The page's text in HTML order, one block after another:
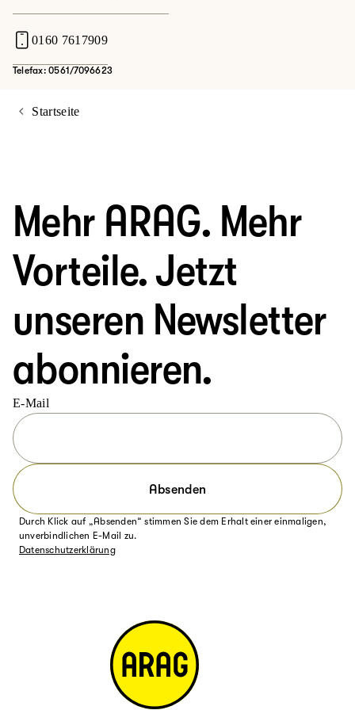
0160 7617909
Telefax: 0561/7096623
Startseite
Mehr ARAG. Mehr
Vorteile. Jetzt
unseren Newsletter
abonnieren.
E-Mail
Absenden
Durch Klick auf „Absenden“ stimmen Sie dem Erhalt einer einmaligen,
unverbindlichen E-Mail zu.
Datenschutzerklärung